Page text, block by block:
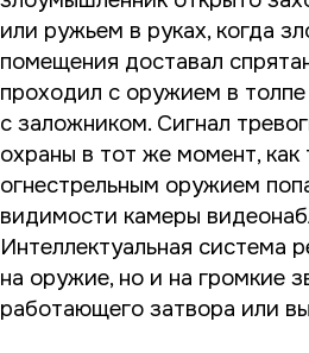
или ружьем в руках, когда
помещения доставал
проходил с оружием в
с заложником. Сигнал
охраны в тот же момент, как
огнестрельным оружием
видимости камеры
Интеллектуальная система
на оружие, но и на громкие
работающего затвора или